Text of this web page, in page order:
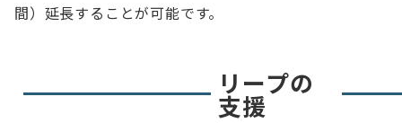
間）延長することが可能です。
リープの
支援